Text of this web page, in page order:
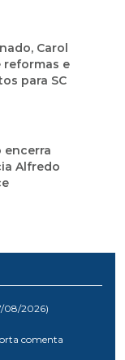
Carol
reformas e
para SC
encerra
Alfredo
08/2026)
comenta